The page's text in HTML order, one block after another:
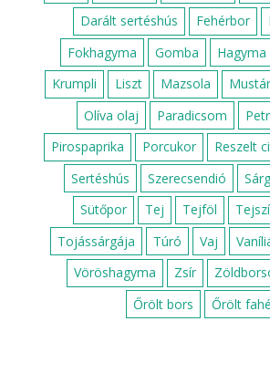
RECEPTEK FOGÁS
Cukkini köret Desszert Ebéd
Egyszerű reggeli
Egyszerű
Főzelékek
Főzelék feltét
Gluténmentes köret
Gyors ebéd
Gyors vacsora csirkemellből
Gyors
Húsmentes ebéd
Krumpli köret
Köret Leves
Reggeli
Saláta Vacsora
Zöldségköretek